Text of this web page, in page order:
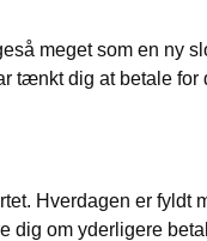
meget som en ny
tænkt dig at betale for
Hverdagen er fyldt
om yderligere